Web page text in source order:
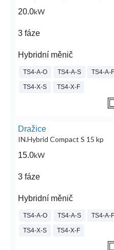
20.0kW
3 fáze
Hybridní měnič
TS4-A-O TS4-A-S TS4-A-F
TS4-X-S TS4-X-F
Dražice
IN.Hybrid Compact S 15 kp
15.0kW
3 fáze
Hybridní měnič
TS4-A-O TS4-A-S TS4-A-F
TS4-X-S TS4-X-F